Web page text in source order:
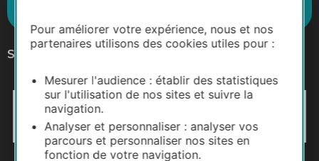
Pour améliorer votre expérience, nous et nos
partenaires utilisons des cookies utiles pour :
Mesurer l'audience : établir des statistiques
sur l'utilisation de nos sites et suivre la
navigation.
Analyser et personnaliser : analyser vos
parcours et personnaliser nos sites en
fonction de votre navigation.
Síganos